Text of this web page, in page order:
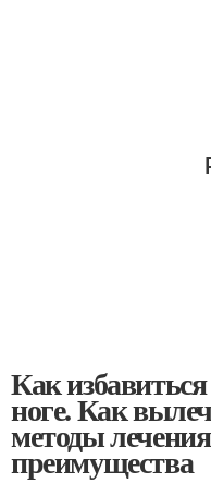
Как
ноге. Как
методы
преимущества